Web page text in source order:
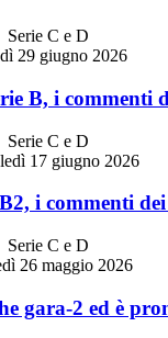
Serie C e D
29 giugno 2026
B, i commenti
Serie C e D
17 giugno 2026
i commenti
Serie C e D
26 maggio 2026
gara-2 ed è